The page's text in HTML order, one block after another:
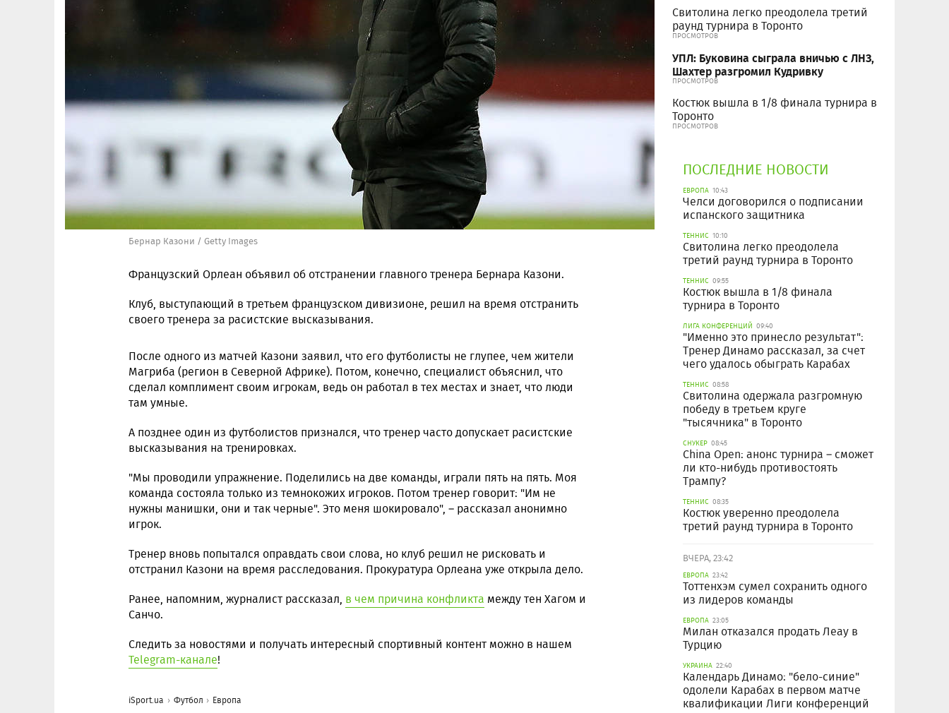
Бернар Казони / Getty Images
Французский Орлеан объявил об отстранении главного тренера Бернара Казони.
Клуб, выступающий в третьем французском дивизионе, решил на время отстранить
своего тренера за расистские высказывания.
После одного из матчей Казони заявил, что его футболисты не глупее, чем жители
Магриба (регион в Северной Африке). Потом, конечно, специалист объяснил, что
сделал комплимент своим игрокам, ведь он работал в тех местах и знает, что люди
там умные.
А позднее один из футболистов признался, что тренер часто допускает расистские
высказывания на тренировках.
"Мы проводили упражнение. Поделились на две команды, играли пять на пять. Моя
команда состояла только из темнокожих игроков. Потом тренер говорит: "Им не
нужны манишки, они и так черные". Это меня шокировало", – рассказал анонимно
игрок.
Тренер вновь попытался оправдать свои слова, но клуб решил не рисковать и
отстранил Казони на время расследования. Прокуратура Орлеана уже открыла дело.
Ранее, напомним, журналист рассказал, в чем причина конфликта между тен Хагом и
Санчо.
Следить за новостями и получать интересный спортивный контент можно в нашем
Telegram-канале!
iSport.ua Футбол Европа
Свитолина легко преодолела третий
раунд турнира в Торонто
ПРОСМОТРОВ
УПЛ: Буковина сыграла вничью с ЛНЗ,
Шахтер разгромил Кудривку
ПРОСМОТРОВ
Костюк вышла в 1/8 финала турнира в
Торонто
ПРОСМОТРОВ
ПОСЛЕДНИЕ НОВОСТИ
ЕВРОПА 10:43
Челси договорился о подписании
испанского защитника
ТЕННИС 10:10
Свитолина легко преодолела
третий раунд турнира в Торонто
ТЕННИС 09:55
Костюк вышла в 1/8 финала
турнира в Торонто
ЛИГА КОНФЕРЕНЦИЙ 09:40
"Именно это принесло результат":
Тренер Динамо рассказал, за счет
чего удалось обыграть Карабах
ТЕННИС 08:58
Свитолина одержала разгромную
победу в третьем круге
"тысячника" в Торонто
СНУКЕР 08:45
China Open: анонс турнира – сможет
ли кто-нибудь противостоять
Трампу?
ТЕННИС 08:35
Костюк уверенно преодолела
третий раунд турнира в Торонто
ВЧЕРА, 23:42
ЕВРОПА 23:42
Тоттенхэм сумел сохранить одного
из лидеров команды
ЕВРОПА 23:05
Милан отказался продать Леау в
Турцию
УКРАИНА 22:40
Календарь Динамо: "бело-синие"
одолели Карабах в первом матче
квалификации Лиги конференций